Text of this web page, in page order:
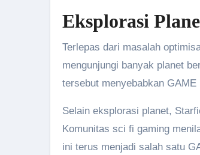
Eksplorasi
Terlepas dari masalah
mengunjungi banyak planet
tersebut menyebabkan
Selain eksplorasi planet,
Komunitas sci fi gaming
ini terus menjadi salah satu